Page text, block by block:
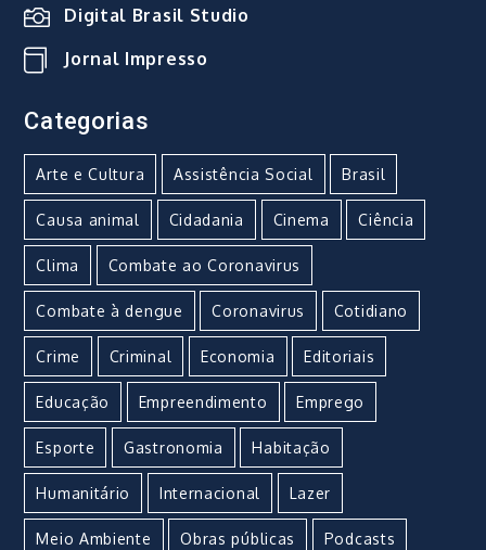
Digital Brasil Studio
Jornal Impresso
Categorias
Arte e Cultura Assistência Social Brasil
Causa animal Cidadania Cinema Ciência
Clima Combate ao Coronavirus
Combate à dengue Coronavirus Cotidiano
Crime Criminal Economia Editoriais
Educação Empreendimento Emprego
Esporte Gastronomia Habitação
Humanitário Internacional Lazer
Meio Ambiente Obras públicas Podcasts